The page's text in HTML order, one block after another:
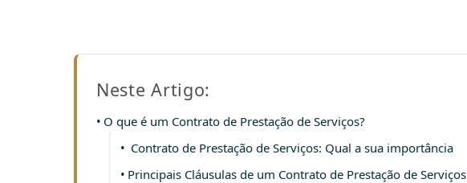
Neste Artigo:
O que é um Contrato de Prestação de Serviços?
Contrato de Prestação de Serviços: Qual a sua importância
Principais Cláusulas de um Contrato de Prestação de Serviços